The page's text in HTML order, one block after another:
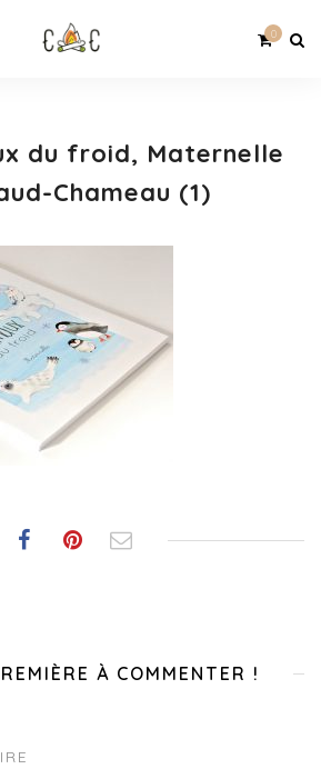
0
du froid, Maternelle
Chameau (1)
À COMMENTER !